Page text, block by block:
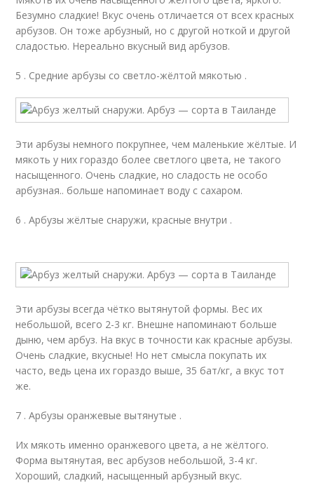
Безумно сладкие! Вкус очень отличается от всех красных
арбузов. Он тоже арбузный, но с другой ноткой и другой
сладостью. Нереально вкусный вид арбузов.
5 . Средние арбузы со светло-жёлтой мякотью .
Эти арбузы немного покрупнее, чем маленькие жёлтые. И
мякоть у них гораздо более светлого цвета, не такого
насыщенного. Очень сладкие, но сладость не особо
арбузная.. больше напоминает воду с сахаром.
6 . Арбузы жёлтые снаружи, красные внутри .
Эти арбузы всегда чётко вытянутой формы. Вес их
небольшой, всего 2-3 кг. Внешне напоминают больше
дыню, чем арбуз. На вкус в точности как красные арбузы.
Очень сладкие, вкусные! Но нет смысла покупать их
часто, ведь цена их гораздо выше, 35 бат/кг, а вкус тот
же.
7 . Арбузы оранжевые вытянутые .
Их мякоть именно оранжевого цвета, а не жёлтого.
Форма вытянутая, вес арбузов небольшой, 3-4 кг.
Хороший, сладкий, насыщенный арбузный вкус.